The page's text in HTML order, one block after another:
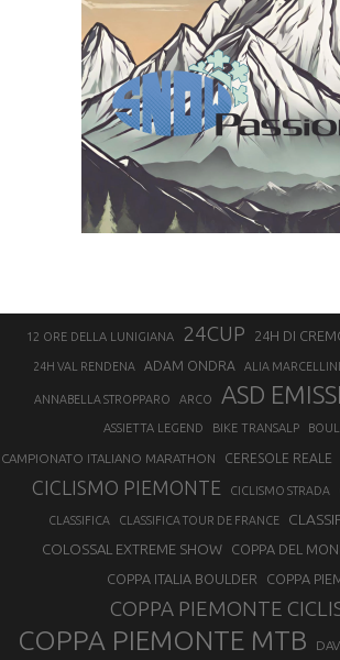
12 ORE DELLA LUNIGIANA 24CUP 24H DI
24H VAL RENDENA ADAM ONDRA ALIA MARCELLINI
ANNABELLA STROPPARO ARCO ASD
ASSIETTA LEGEND BIKE TRANSALP
CAMPIONATO ITALIANO MARATHON CERESOLE REALE
CICLISMO PIEMONTE CICLISMO STRADA
CLASSIFICA CLASSIFICA TOUR DE FRANCE
COLOSSAL EXTREME SHOW
COPPA DEL
COPPA ITALIA BOULDER
COPPA
COPPA PIEMONTE
COPPA PIEMONTE MTB